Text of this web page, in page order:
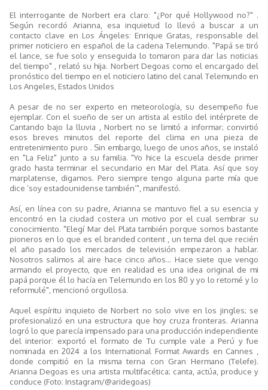
El interrogante de Norbert era claro: "¿Por qué Hollywood no?" .
Según recordó Arianna, esa inquietud lo llevó a buscar a un
contacto clave en Los Ángeles: Enrique Gratas, responsable del
primer noticiero en español de la cadena Telemundo. "Papá se tiró
el lance, se fue solo y enseguida lo tomaron para dar las noticias
del tiempo" , relató su hija. Norbert Degoas como el encargado del
pronóstico del tiempo en el noticiero latino del canal Telemundo en
Los Angeles, Estados Unidos
A pesar de no ser experto en meteorología, su desempeño fue
ejemplar. Con el sueño de ser un artista al estilo del intérprete de
Cantando bajo la lluvia , Norbert no se limitó a informar; convirtió
esos breves minutos del reporte del clima en una pieza de
entretenimiento puro . Sin embargo, luego de unos años, se instaló
en "La Feliz" junto a su familia. "Yo hice la escuela desde primer
grado hasta terminar el secundario en Mar del Plata. Así que soy
marplatense, digamos. Pero siempre tengo alguna parte mía que
dice ‘soy estadounidense también’", manifestó.
Así, en línea con su padre, Arianna se mantuvo fiel a su esencia y
encontró en la ciudad costera un motivo por el cual sembrar su
conocimiento. "Elegí Mar del Plata también porque somos bastante
pioneros en lo que es el branded content , un tema del que recién
el año pasado los mercados de televisión empezaron a hablar.
Nosotros salimos al aire hace cinco años... Hace siete que vengo
armando el proyecto, que en realidad es una idea original de mi
papá porque él lo hacía en Telemundo en los 80 y yo lo retomé y lo
reformulé", mencionó orgullosa.
Aquel espíritu inquieto de Norbert no solo vive en los jingles; se
profesionalizó en una estructura que hoy cruza fronteras. Arianna
logró lo que parecía impensado para una producción independiente
del interior: exportó el formato de Tu cumple vale a Perú y fue
nominada en 2024 a los International Format Awards en Cannes ,
donde compitió en la misma terna con Gran Hermano (Telefe).
Arianna Degoas es una artista multifacética; canta, actúa, produce y
conduce (Foto: Instagram/@aridegoas)